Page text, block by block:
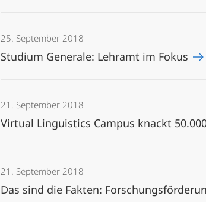
25. September 2018
Studium Generale: Lehramt im Fokus
21. September 2018
Virtual Linguistics Campus knackt
21. September 2018
Das sind die Fakten: